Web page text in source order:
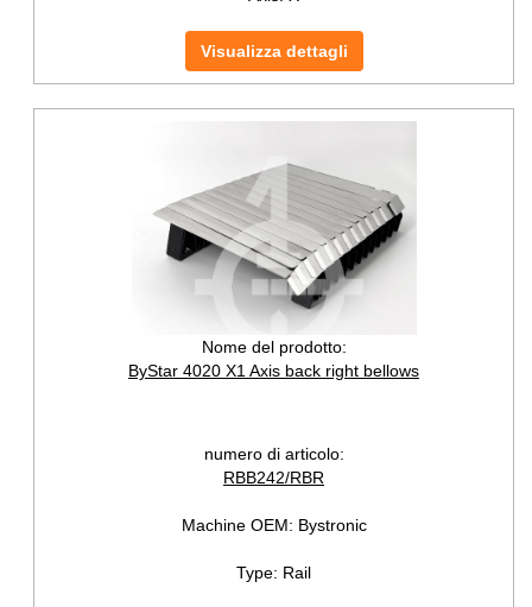
Visualizza dettagli
Nome del prodotto:
ByStar 4020 X1 Axis back right bellows
numero di articolo:
RBB242/RBR
Machine OEM: Bystronic
Type: Rail